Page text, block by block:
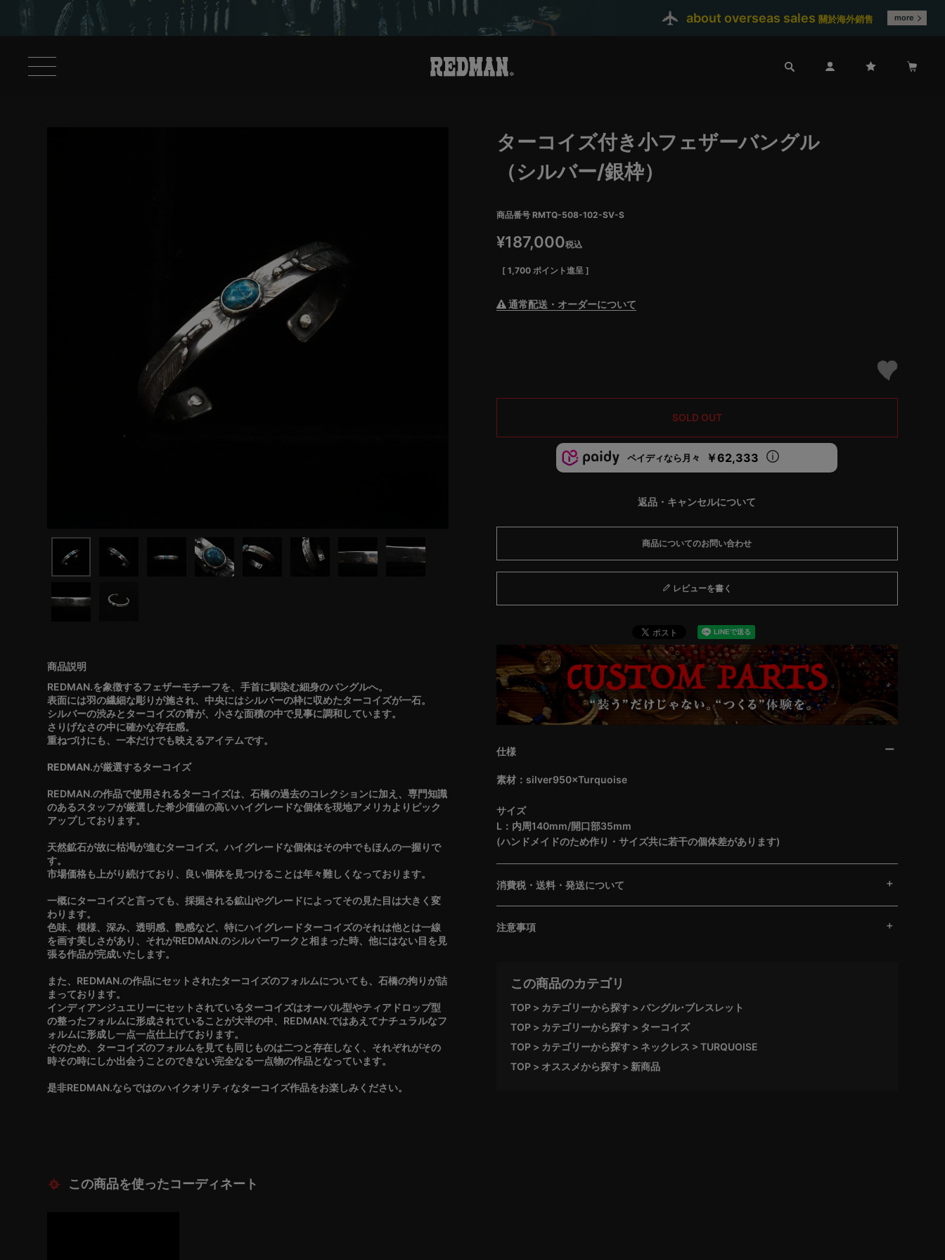
about overseas sales 關於海外銷售 more
REDMAN.を象徴するフェザーモチーフを、手首に馴染む細身のバングルへ。
表面には羽の繊細な彫りが施され、中央にはシルバーの枠に収めたターコイズが一石。
シルバーの渋みとターコイズの青が、小さな面積の中で見事に調和しています。
さりげなさの中に確かな存在感。
重ねづけにも、一本だけでも映えるアイテムです。
REDMAN.が厳選するターコイズ
REDMAN.の作品で使用されるターコイズは、石橋の過去のコレクションに加え、専門知識
のあるスタッフが厳選した希少価値の高いハイグレードな個体を現地アメリカよりピック
アップしております。
天然鉱石が故に枯渇が進むターコイズ。ハイグレードな個体はその中でもほんの一握りで
す。
市場価格も上がり続けており、良い個体を見つけることは年々難しくなっております。
一概にターコイズと言っても、採掘される鉱山やグレードによってその見た目は大きく変
わります。
色味、模様、深み、透明感、艶感など、特にハイグレードターコイズのそれは他とは一線
を画す美しさがあり、それがREDMAN.のシルバーワークと相まった時、他にはない目を見
張る作品が完成いたします。
また、REDMAN.の作品にセットされたターコイズのフォルムについても、石橋の拘りが詰
まっております。
インディアンジュエリーにセットされているターコイズはオーバル型やティアドロップ型
の整ったフォルムに形成されていることが大半の中、REDMAN.ではあえてナチュラルなフ
ォルムに形成し一点一点仕上げております。
そのため、ターコイズのフォルムを見ても同じものは二つと存在しなく、それぞれがその
時その時にしか出会うことのできない完全なる一点物の作品となっています。
是非REDMAN.ならではのハイクオリティなターコイズ作品をお楽しみください。
ターコイズ付き小フェザーバングル
（シルバー/銀枠）
商品番号 RMTQ-508-102-SV-S
¥187,000税込
[ 1,700 ポイント進呈 ]
通常配送・オーダーについて
SOLD OUT
ペイディなら月々 ￥62,333
返品・キャンセルについて
商品についてのお問い合わせ
レビューを書く
仕様
素材：silver950×Turquoise
サイズ
L：内周140mm/開口部35mm
(ハンドメイドのため作り・サイズ共に若干の個体差があります)
消費税・送料・発送について
注意事項
この商品のカテゴリ
TOP カテゴリーから探す
バングル･ブレスレット
TOP
カテゴリーから探す
ターコイズ
TOP
カテゴリーから探す ネックレス
TURQUOISE
TOP
オススメから探す 新商品
この商品を使ったコーディネート